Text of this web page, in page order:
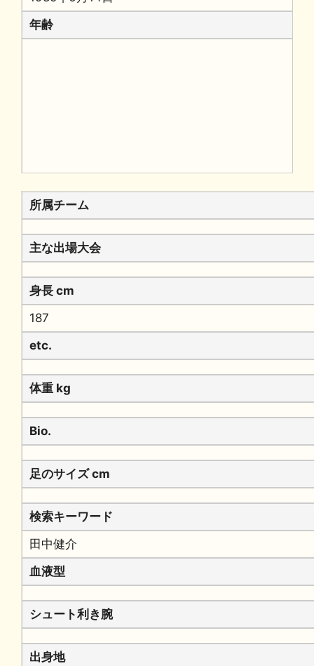
年齢
所属チーム
主な出場大会
身長 cm
187
etc.
体重 kg
Bio.
足のサイズ cm
検索キーワード
田中健介
血液型
シュート利き腕
出身地